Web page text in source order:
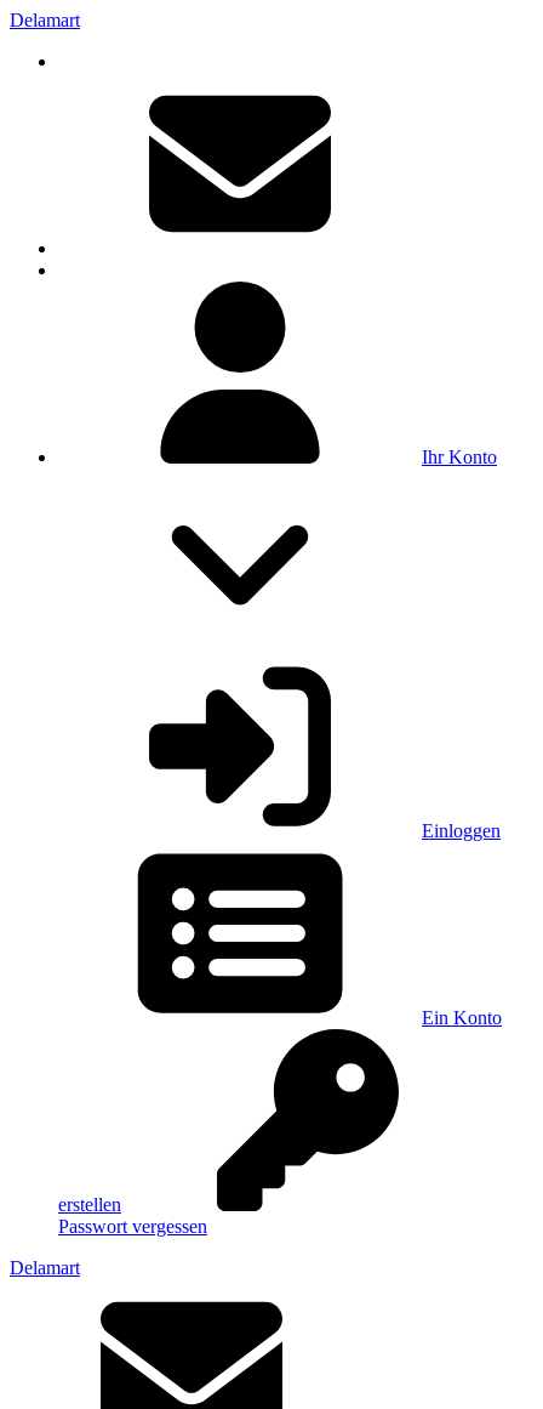
Delamart
Ihr Konto
Einloggen
Ein Konto
erstellen
Passwort vergessen
Delamart